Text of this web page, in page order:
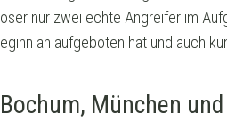
nur zwei echte Angreifer im
an aufgeboten hat und auch
München